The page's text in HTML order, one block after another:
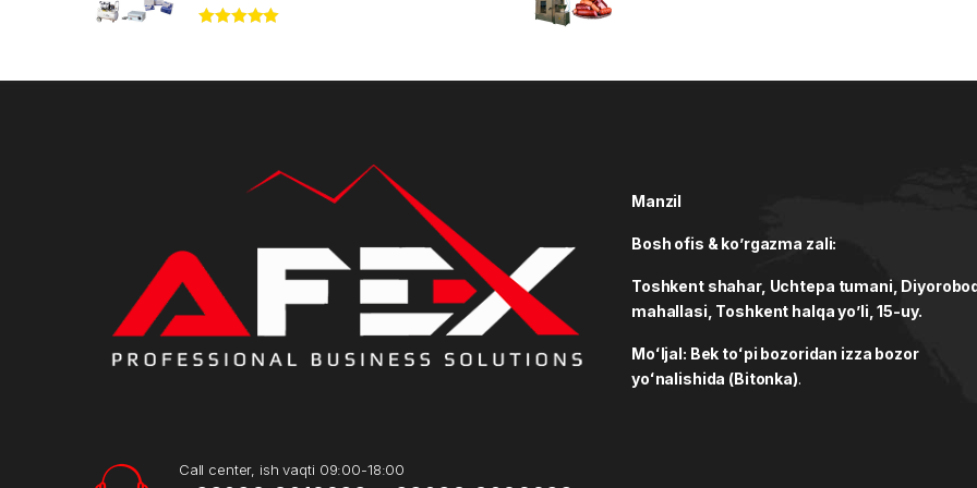
Call center, ish vaqti 09:00-18:00
Manzil
Bosh ofis & ko’rgazma zali:
Toshkent shahar, Uchtepa tumani,
mahallasi, Toshkent halqa yo’li, 15-uy.
Moʻljal: Bek toʻpi bozoridan izza bozor
yoʻnalishida (Bitonka).